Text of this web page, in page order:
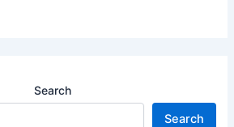
Search
Search